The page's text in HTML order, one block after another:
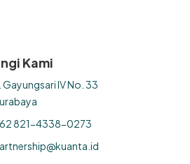
Kami
Gayungsari IV No. 33
821-4338-0273